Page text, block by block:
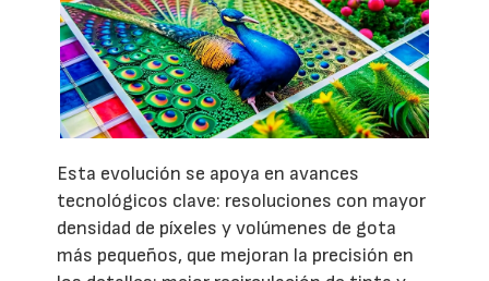
Esta evolución se apoya en avances
tecnológicos clave: resoluciones con mayor
densidad de píxeles y volúmenes de gota
más pequeños, que mejoran la precisión en